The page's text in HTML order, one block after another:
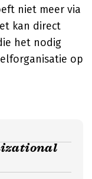
niet meer via
kan direct
het nodig
op